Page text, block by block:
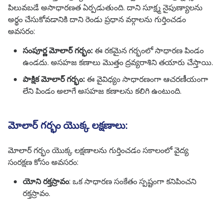
పిలువబడే అసాధారణత ఏర్పడుతుంది. దాని సూక్ష్మ నైపుణ్యాలను
అర్థం చేసుకోవడానికి దాని రెండు ప్రధాన వర్గాలను గుర్తించడం
అవసరం:
సంపూర్ణ మోలార్ గర్భం:ఈ రకమైన గర్భంలో సాధారణ పిండం
ఉండదు. అసహజ కణాలు మొత్తం ద్రవ్యరాశిని తయారు చేస్తాయి.
పాక్షిక మోలార్ గర్భం:ఈ వైవిధ్యం సాధారణంగా ఆచరణీయంగా
లేని పిండం అలాగే అసహజ కణాలను కలిగి ఉంటుంది.
మోలార్ గర్భం యొక్క లక్షణాలు:
మోలార్ గర్భం యొక్క లక్షణాలను గుర్తించడం సకాలంలో వైద్య
సంరక్షణ కోసం అవసరం:
యోని రక్తస్రావం: ఒక సాధారణ సంకేతం స్పష్టంగా కనిపించని
రక్తస్రావం.